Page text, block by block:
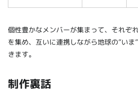
個性豊かなメンバーが集まって、それぞ
を集め、互いに連携しながら地球の”いま
きます。
制作裏話